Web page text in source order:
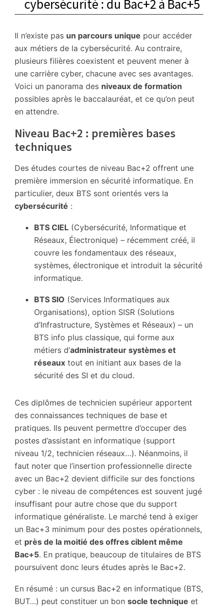
cybersécurité : du Bac+2 à Bac+5
Il n’existe pas un parcours unique pour accéder
aux métiers de la cybersécurité. Au contraire,
plusieurs filières coexistent et peuvent mener à
une carrière cyber, chacune avec ses avantages.
Voici un panorama des niveaux de formation
possibles après le baccalauréat, et ce qu’on peut
en attendre.
Niveau Bac+2 : premières bases
techniques
Des études courtes de niveau Bac+2 offrent une
première immersion en sécurité informatique. En
particulier, deux BTS sont orientés vers la
cybersécurité :
BTS CIEL (Cybersécurité, Informatique et
Réseaux, Électronique) – récemment créé, il
couvre les fondamentaux des réseaux,
systèmes, électronique et introduit la sécurité
informatique.
BTS SIO (Services Informatiques aux
Organisations), option SISR (Solutions
d’Infrastructure, Systèmes et Réseaux) – un
BTS info plus classique, qui forme aux
métiers d’administrateur systèmes et
réseaux tout en initiant aux bases de la
sécurité des SI et du cloud.
Ces diplômes de technicien supérieur apportent
des connaissances techniques de base et
pratiques. Ils peuvent permettre d’occuper des
postes d’assistant en informatique (support
niveau 1/2, technicien réseaux…). Néanmoins, il
faut noter que l’insertion professionnelle directe
avec un Bac+2 devient difficile sur des fonctions
cyber : le niveau de compétences est souvent jugé
insuffisant pour autre chose que du support
informatique généraliste. Le marché tend à exiger
un Bac+3 minimum pour des postes opérationnels,
et près de la moitié des offres ciblent même
Bac+5. En pratique, beaucoup de titulaires de BTS
poursuivent donc leurs études après le Bac+2.
En résumé : un cursus Bac+2 en informatique (BTS,
BUT…) peut constituer un bon socle technique et